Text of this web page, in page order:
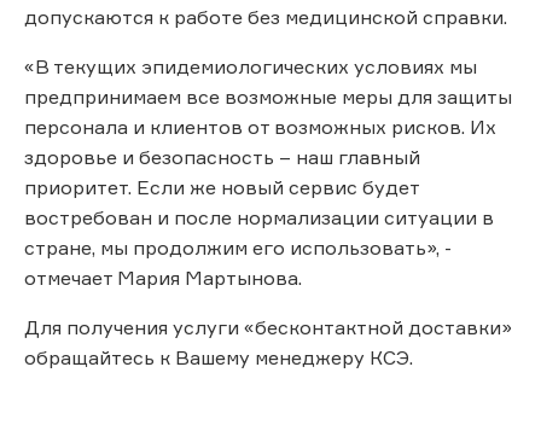
допускаются к работе без медицинской справки.
«В текущих эпидемиологических условиях мы
предпринимаем все возможные меры для защиты
персонала и клиентов от возможных рисков. Их
здоровье и безопасность – наш главный
приоритет. Если же новый сервис будет
востребован и после нормализации ситуации в
стране, мы продолжим его использовать», -
отмечает Мария Мартынова.
Для получения услуги «бесконтактной доставки»
обращайтесь к Вашему менеджеру КСЭ.